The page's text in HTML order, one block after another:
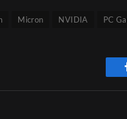
Micron NVIDIA PC